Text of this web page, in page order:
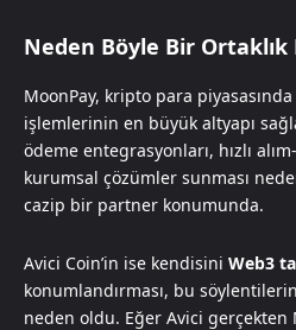
Neden Böyle Bir
MoonPay, kripto para
işlemlerinin en büyük altyapı
ödeme entegrasyonları, hızlı
kurumsal çözümler sunması
cazip bir partner konumunda.
Avici Coin’in ise kendisini Web3
konumlandırması, bu
neden oldu. Eğer Avici gerçekten